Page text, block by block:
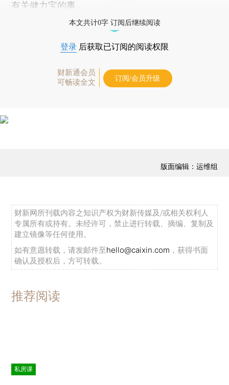
有关健力宝的事。
本文共计0字 订阅后继续阅读
登录 后获取已订阅的阅读权限
财新通会员
可畅读全文
订阅/会员升级
版面编辑：运维组
财新网所刊载内容之知识产权为财新传媒及/或相关权利人
专属所有或持有。未经许可，禁止进行转载、摘编、复制及
建立镜像等任何使用。
如有意愿转载，请发邮件至hello@caixin.com ，获得书面
确认及授权后，方可转载。
推荐阅读
私房课